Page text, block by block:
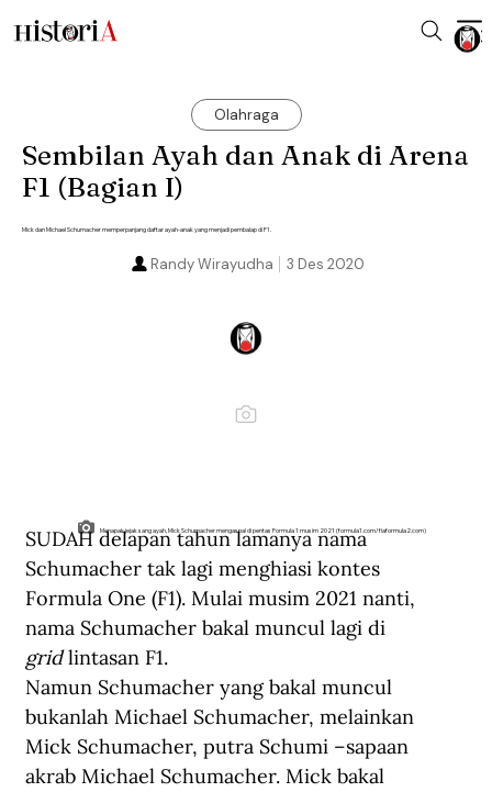
Olahraga
Sembilan Ayah dan Anak di Arena
F1 (Bagian I)
Mick dan Michael Schumacher memperpanjang daftar ayah-anak yang menjadi pembalap di F1.
3 Des 2020
Randy Wirayudha
Menapak jejak sang ayah, Mick Schumacher mengaspal di pentas Formula 1 musim 2021 (formula1.com/fiaformula2.com)
SUDAH delapan tahun lamanya nama
Schumacher tak lagi menghiasi kontes
Formula One (F1). Mulai musim 2021 nanti,
nama Schumacher bakal muncul lagi di
grid lintasan F1.
Namun Schumacher yang bakal muncul
bukanlah Michael Schumacher, melainkan
Mick Schumacher, putra Schumi –sapaan
akrab Michael Schumacher. Mick bakal